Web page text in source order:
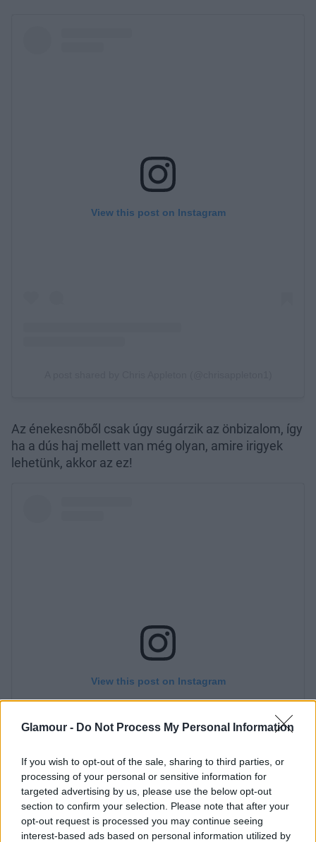
Glamour - Do Not Process My Personal Information
If you wish to opt-out of the sale, sharing to third parties, or
processing of your personal or sensitive information for
targeted advertising by us, please use the below opt-out
section to confirm your selection. Please note that after your
opt-out request is processed you may continue seeing
interest-based ads based on personal information utilized by
Az énekesnőből csak úgy sugárzik az önbizalom, így
ha a dús haj mellett van még olyan, amire irigyek
lehetünk, akkor az ez!